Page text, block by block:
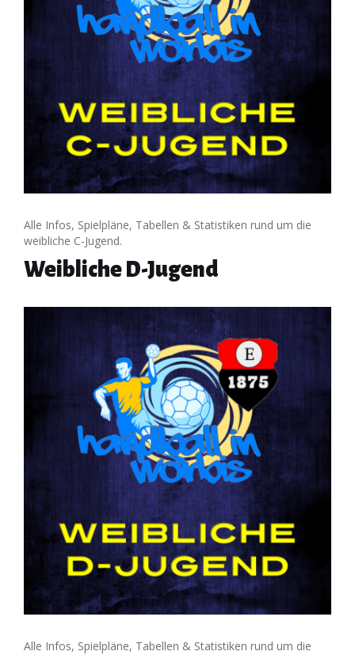
Alle Infos, Spielpläne, Tabellen & Statistiken rund um die
weibliche C-Jugend.
Weibliche D-Jugend
Alle Infos, Spielpläne, Tabellen & Statistiken rund um die